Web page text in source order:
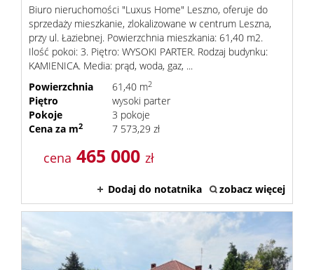
Biuro nieruchomości "Luxus Home" Leszno, oferuje do
sprzedaży mieszkanie, zlokalizowane w centrum Leszna,
przy ul. Łaziebnej. Powierzchnia mieszkania: 61,40 m2.
Ilość pokoi: 3. Piętro: WYSOKI PARTER. Rodzaj budynku:
KAMIENICA. Media: prąd, woda, gaz, ...
Powierzchnia
61,40 m2
Piętro
wysoki parter
Pokoje
3 pokoje
Cena za m2 7 573,29 zł
cena 465 000 zł
Dodaj do notatnika zobacz więcej